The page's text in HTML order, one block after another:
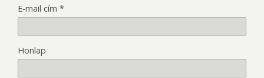
E-mail cím *
Honlap